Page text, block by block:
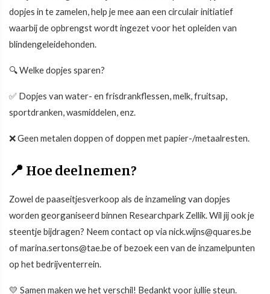
dopjes in te zamelen, help je mee aan een circulair initiatief
waarbij de opbrengst wordt ingezet voor het opleiden van
blindengeleidehonden.
🔍 Welke dopjes sparen?
✅ Dopjes van water- en frisdrankflessen, melk, fruitsap,
sportdranken, wasmiddelen, enz.
❌ Geen metalen doppen of doppen met papier-/metaalresten.
📍 Hoe deelnemen?
Zowel de paaseitjesverkoop als de inzameling van dopjes
worden georganiseerd binnen Researchpark Zellik. Wil jij ook je
steentje bijdragen? Neem contact op via nick.wijns@quares.be
of marina.sertons@tae.be of bezoek een van de inzamelpunten
op het bedrijventerrein.
💛 Samen maken we het verschil! Bedankt voor jullie steun.